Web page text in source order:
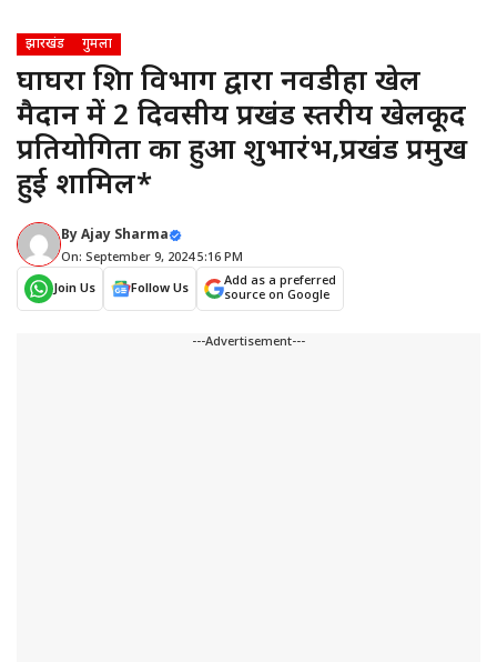
झारखंड गुमला
घाघरा शिक्षा विभाग द्वारा नवडीहा खेल
मैदान में 2 दिवसीय प्रखंड स्तरीय खेलकूद
प्रतियोगिता का हुआ शुभारंभ,प्रखंड प्रमुख
हुई शामिल*
ByAjay Sharma
On: September 9, 2024 5:16 PM
Join Us
Follow Us
Add as a preferred
source on Google
---Advertisement---